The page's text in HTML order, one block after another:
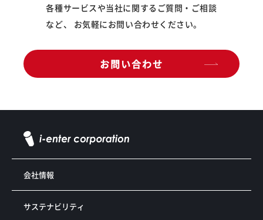
各種サービスや当社に関するご質問・ご相談
など、 お気軽にお問い合わせください。
お問い合わせ
会社情報
サステナビリティ